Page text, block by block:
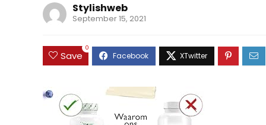
Stylishweb
September 15, 2021
Save
0